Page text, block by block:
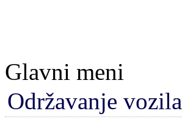
Glavni meni
Održavanje vozila